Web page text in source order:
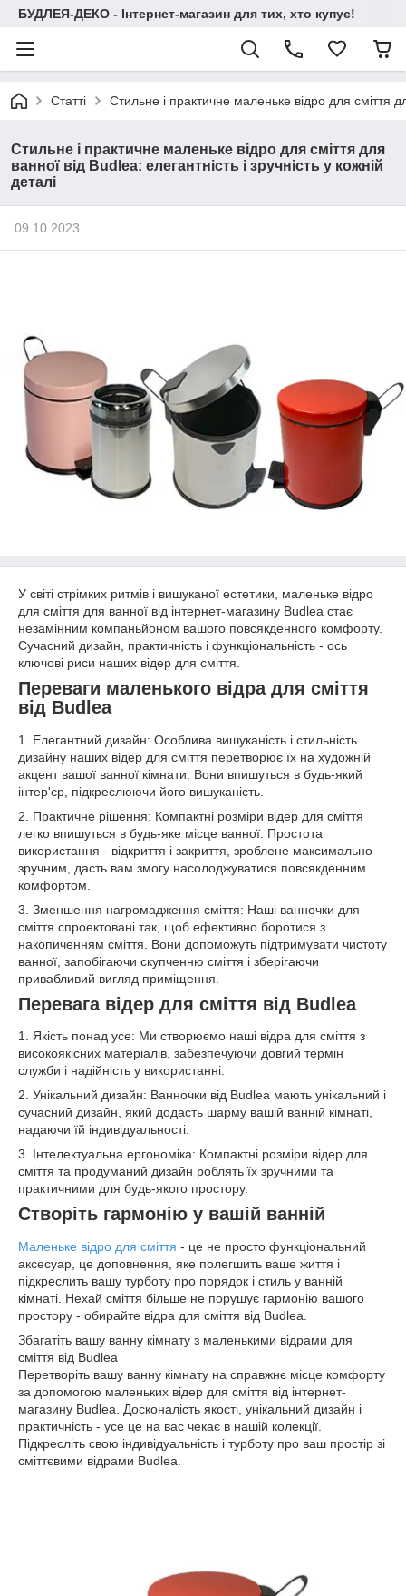
БУДЛЕЯ-ДЕКО - Інтернет-магазин для тих, хто купує!
Статті Стильне і практичне маленьке відро для сміття
Стильне і практичне маленьке відро для сміття для
ванної від Budlea: елегантність і зручність у кожній
деталі
09.10.2023
У світі стрімких ритмів і вишуканої естетики, маленьке відро
для сміття для ванної від інтернет-магазину Budlea стає
незамінним компаньйоном вашого повсякденного комфорту.
Сучасний дизайн, практичність і функціональність - ось
ключові риси наших відер для сміття.
Переваги маленького відра для сміття
від Budlea
1. Елегантний дизайн: Особлива вишуканість і стильність
дизайну наших відер для сміття перетворює їх на художній
акцент вашої ванної кімнати. Вони впишуться в будь-який
інтер'єр, підкреслюючи його вишуканість.
2. Практичне рішення: Компактні розміри відер для сміття
легко впишуться в будь-яке місце ванної. Простота
використання - відкриття і закриття, зроблене максимально
зручним, дасть вам змогу насолоджуватися повсякденним
комфортом.
3. Зменшення нагромадження сміття: Наші ванночки для
сміття спроектовані так, щоб ефективно боротися з
накопиченням сміття. Вони допоможуть підтримувати чистоту
ванної, запобігаючи скупченню сміття і зберігаючи
привабливий вигляд приміщення.
Перевага відер для сміття від Budlea
1. Якість понад усе: Ми створюємо наші відра для сміття з
високоякісних матеріалів, забезпечуючи довгий термін
служби і надійність у використанні.
2. Унікальний дизайн: Ванночки від Budlea мають унікальний і
сучасний дизайн, який додасть шарму вашій ванній кімнаті,
надаючи їй індивідуальності.
3. Інтелектуальна ергономіка: Компактні розміри відер для
сміття та продуманий дизайн роблять їх зручними та
практичними для будь-якого простору.
Створіть гармонію у вашій ванній
Маленьке відро для сміття - це не просто функціональний
аксесуар, це доповнення, яке полегшить ваше життя і
підкреслить вашу турботу про порядок і стиль у ванній
кімнаті. Нехай сміття більше не порушує гармонію вашого
простору - обирайте відра для сміття від Budlea.
Збагатіть вашу ванну кімнату з маленькими відрами для
сміття від Budlea
Перетворіть вашу ванну кімнату на справжнє місце комфорту
за допомогою маленьких відер для сміття від інтернет-
магазину Budlea. Досконалість якості, унікальний дизайн і
практичність - усе це на вас чекає в нашій колекції.
Підкресліть свою індивідуальність і турботу про ваш простір зі
сміттєвими відрами Budlea.